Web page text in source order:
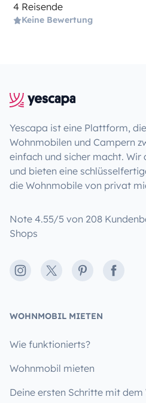
4 Reisende
Keine Bewertung
Yescapa ist eine Plattform,
Wohnmobilen und Campern
einfach und sicher macht.
und bieten eine
die Wohnmobile von privat
Note 4.55/5 von 208
Shops
Instagram
X PinterestFacebook
WOHNMOBIL MIETEN
Wie funktionierts?
Wohnmobil mieten
Deine ersten Schritte mit